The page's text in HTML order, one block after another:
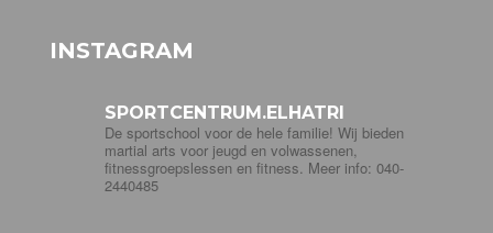
INSTAGRAM
SPORTCENTRUM.ELHATRI
De sportschool voor de hele familie! Wij bieden
martial arts voor jeugd en volwassenen,
fitnessgroepslessen en fitness. Meer info: 040-
2440485